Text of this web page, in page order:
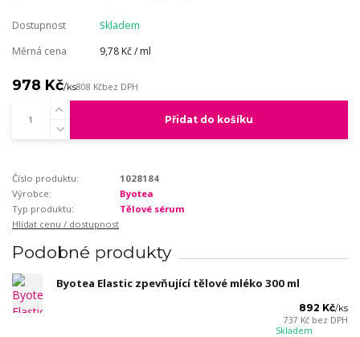
Dostupnost
Skladem
Měrná cena
9,78 Kč / ml
978 Kč/ks808 Kčbez DPH
Přidat do košíku
Číslo produktu:
1028184
Výrobce:
Byotea
Typ produktu:
Tělové sérum
Hlídat cenu / dostupnost
Podobné produkty
Byotea Elastic zpevňující tělové mléko 300 ml
892 Kč/ks
737 Kč bez DPH
Skladem